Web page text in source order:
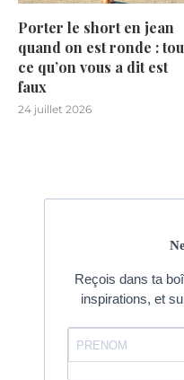
Porter le short en jean
quand on est ronde :
ce qu’on vous a dit est
faux
24 juillet 2026
Reçois dans ta
inspirations, et